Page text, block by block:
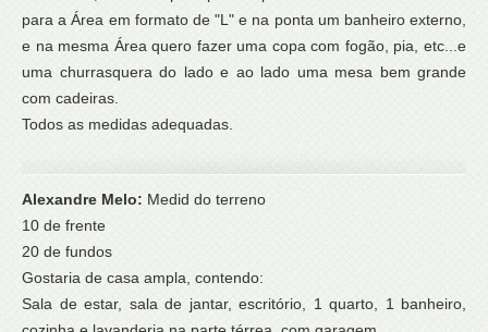
para a Área em formato de "L" e na ponta um banheiro externo,
e na mesma Área quero fazer uma copa com fogão, pia, etc...e
uma churrasquera do lado e ao lado uma mesa bem grande
com cadeiras.
Todos as medidas adequadas.
Alexandre Melo: Medid do terreno
10 de frente
20 de fundos
Gostaria de casa ampla, contendo:
Sala de estar, sala de jantar, escritório, 1 quarto, 1 banheiro,